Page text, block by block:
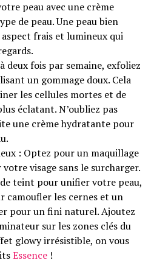
peau avec une crème
de peau. Une peau bien
frais et lumineux qui
deux fois par semaine, exfoliez
un gommage doux. Cela
les cellules mortes et de
éclatant. N’oubliez pas
une crème hydratante pour
: Optez pour un maquillage
visage sans le surcharger.
teint pour unifier votre peau,
camoufler les cernes et un
pour un fini naturel. Ajoutez
sur les zones clés du
glowy irrésistible, on vous
Essence !